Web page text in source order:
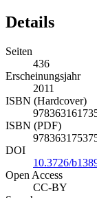
Details
Seiten
436
Erscheinungsjahr
2011
ISBN (Hardcover)
ISBN (PDF)
DOI
10.3726/
Open Access
CC-BY